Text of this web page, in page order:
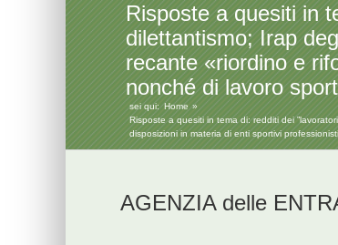
Risposte a quesiti in
dilettantismo; Irap
recante «riordino e
nonché di lavoro
sei qui: Home
Risposte a quesiti in tema di: redditi dei
disposizioni in materia di enti sportivi
AGENZIA delle